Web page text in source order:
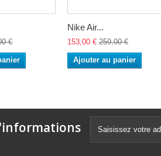
€
Nike Air...
153,00 € 259,00 €
Ajouter au panier